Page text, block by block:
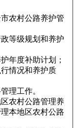
农村公路养护管
等级规划和养护
年度补助计划；
情况和养护质
理工作。
农村公路管理养
本地区农村公路